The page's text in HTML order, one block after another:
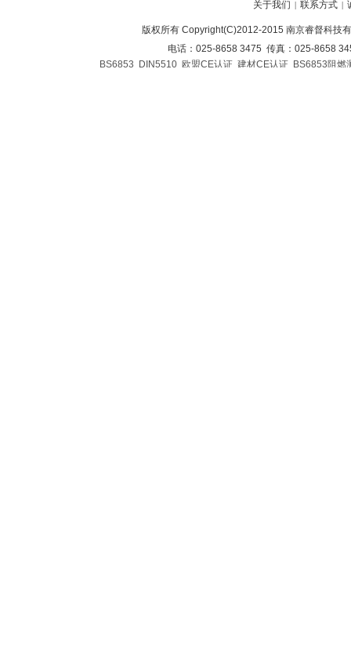
关于我们 | 联系方式 |
版权所有 Copyright(C)2012-2015 南京睿督科技
电话：025-8658 3475 传真：025-8658
BS6853
DIN5510 欧盟CE认证 建材CE认证 BS6853阻燃